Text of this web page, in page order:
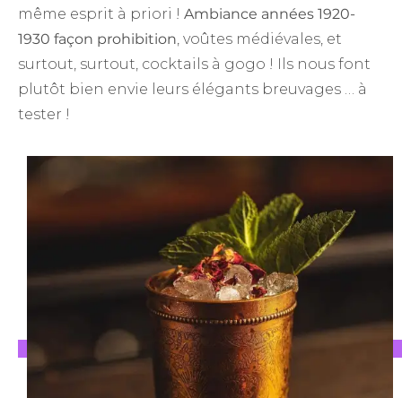
même esprit à priori ! Ambiance années 1920-
1930 façon prohibition, voûtes médiévales, et
surtout, surtout, cocktails à gogo ! Ils nous font
plutôt bien envie leurs élégants breuvages … à
tester !